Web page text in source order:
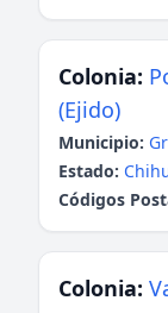
Colonia:
(Ejido)
Municipio:
Estado:
Códigos
Colonia: